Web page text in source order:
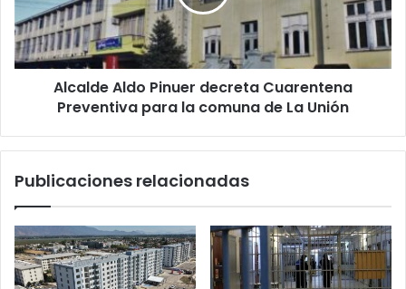
Preventiva
para
la
comuna
Alcalde Aldo Pinuer decreta Cuarentena
Preventiva para la comuna de La Unión
Publicaciones relacionadas